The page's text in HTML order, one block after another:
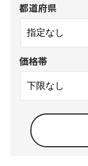
都道府県
価格帯